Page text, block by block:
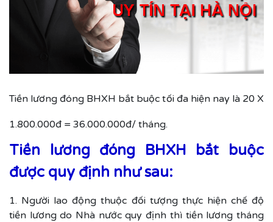
Tiền lương đóng BHXH bắt buộc tối đa hiện nay là 20 X
1.800.000đ = 36.000.000đ/ tháng.
Tiền lương đóng BHXH bắt buộc
được quy định như sau:
1. Người lao động thuộc đối tượng thực hiện chế độ
tiền lương do Nhà nước quy định thì tiền lương tháng